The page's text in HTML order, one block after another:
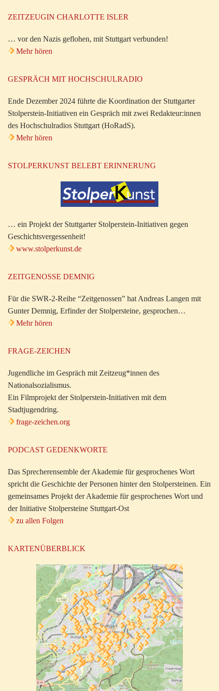
ZEITZEUGIN CHARLOTTE ISLER
… vor den Nazis geflohen, mit Stuttgart verbunden!
Mehr hören
GESPRÄCH MIT HOCHSCHULRADIO
Ende Dezember 2024 führte die Koordination der Stuttgarter
Stolperstein-Initiativen ein Gespräch mit zwei Redakteur:innen
des Hochschulradios Stuttgart (HoRadS).
Mehr hören
STOLPERKUNST BELEBT ERINNERUNG
… ein Projekt der Stuttgarter Stolperstein-Initiativen gegen
Geschichtsvergessenheit!
www.stolperkunst.de
ZEITGENOSSE DEMNIG
Für die SWR-2-Reihe “Zeitgenossen” hat Andreas Langen mit
Gunter Demnig, Erfinder der Stolpersteine, gesprochen…
Mehr hören
FRAGE-ZEICHEN
Jugendliche im Gespräch mit Zeitzeug*innen des
Nationalsozialismus.
Ein Filmprojekt der Stolperstein-Initiativen mit dem
Stadtjugendring.
frage-zeichen.org
PODCAST GEDENKWORTE
Das Sprecherensemble der Akademie für gesprochenes Wort
spricht die Geschichte der Personen hinter den Stolpersteinen. Ein
gemeinsames Projekt der Akademie für gesprochenes Wort und
der Initiative Stolpersteine Stuttgart-Ost
zu allen Folgen
KARTENÜBERBLICK